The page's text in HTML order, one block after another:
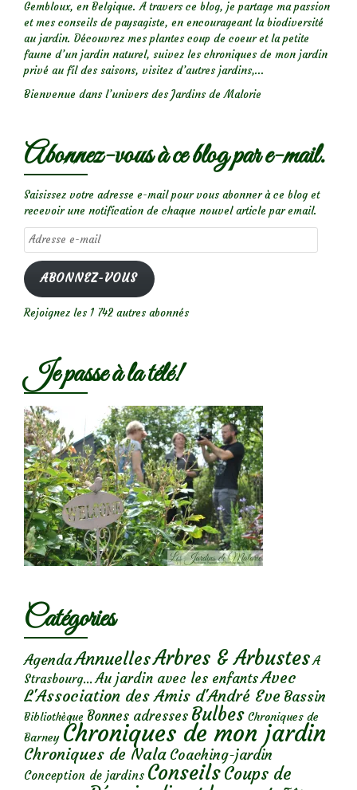
Gembloux, en Belgique. A travers ce blog, je partage ma passion
et mes conseils de paysagiste, en encourageant la biodiversité
au jardin. Découvrez mes plantes coup de coeur et la petite
faune d’un jardin naturel, suivez les chroniques de mon jardin
privé au fil des saisons, visitez d’autres jardins,...
Bienvenue dans l’univers des Jardins de Malorie
Abonnez-vous à ce blog par e-mail.
Saisissez votre adresse e-mail pour vous abonner à ce blog et
recevoir une notification de chaque nouvel article par email.
Adresse
e-
mail
ABONNEZ-VOUS
Rejoignez les 1 742 autres abonnés
Je passe à la télé!
Catégories
AgendaAnnuellesArbres & Arbustes A
Strasbourg... Au jardin avec les enfantsAvec
L'Association des Amis d'André Eve Bassin
Bibliothèque Bonnes adresses Bulbes Chroniques de
Barney Chroniques de mon jardin
Chroniques de Nala Coaching-jardin
Conception de jardins ConseilsCoups de